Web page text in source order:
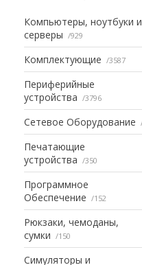
Компьютеры, ноутбуки и
серверы
929
Комплектующие 3587
Периферийные
устройства
3796
Сетевое Оборудование
Печатающие
устройства
350
Программное
Обеспечение
152
Рюкзаки, чемоданы,
сумки
150
Симуляторы и